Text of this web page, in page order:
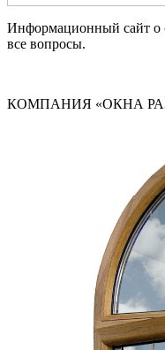
Информационный сайт о
все вопросы.
КОМПАНИЯ «ОКНА